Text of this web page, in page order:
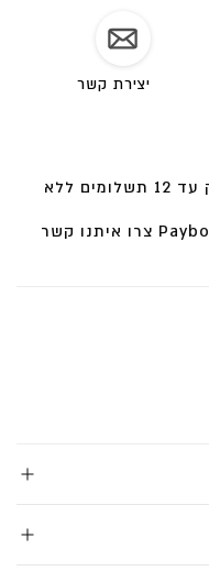
יצירת קשר
ניתן לשלם בכל סוגי האשראי ולחלק עד 12 תשלומים ללא
לתשלום בהעברה בנקאית, Bit או Paybox צרו איתנו קשר